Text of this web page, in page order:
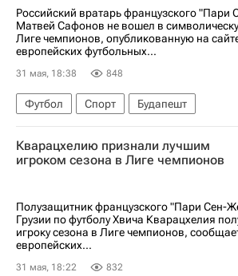
Александр Головин
Марио
Монако
ПФК ЦСКА
Российский вратарь французского "Пари
Матвей Сафонов не вошел в
Лиге чемпионов, опубликованную на
европейских футбольных...
31 мая, 18:38 848
Футбол Спорт
Будапешт
Матвей Сафонов
Маркиньос
Маркос Льоренте
Пари Сен-Жермен
Лига чемпионов УЕФА 2026-2027
Кварацхелию признали лучшим
игроком сезона в Лиге чемпионов
Полузащитник французского "Пари Сен-
Грузии по футболу Хвича Кварацхелия
игроку сезона в Лиге чемпионов,
европейских...
31 мая, 18:22 832